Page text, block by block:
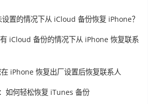
置的情况下从 iCloud 备份恢复 iPhone？
iCloud 备份的情况下从 iPhone 恢复联系
iPhone 恢复出厂设置后恢复联系人
如何轻松恢复 iTunes 备份